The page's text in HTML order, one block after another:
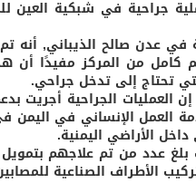
من بداية شهر نوفمبر الجاري حتى السادس منه, 48 عملية
بدعم كامل من المركز مفيدًا
تحتاج إلى تدخل جراحي.
الجراحية أجريت
العمل الإنساني في اليمن
الأراضي اليمنية.
بلغ عدد من تم علاجهم